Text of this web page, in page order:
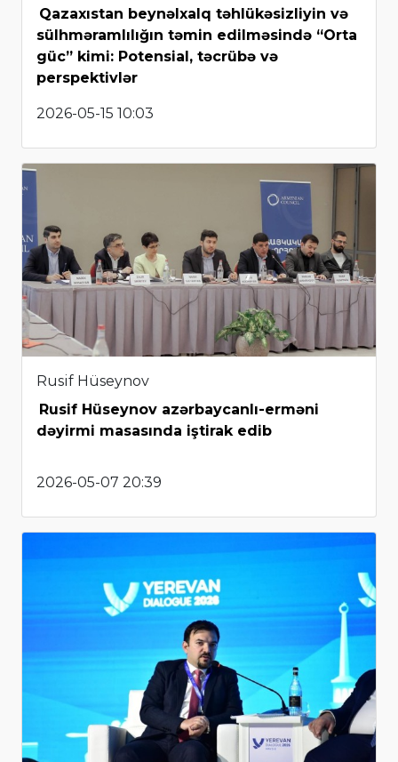
Qazaxıstan beynəlxalq təhlükəsizliyin və
sülhməramlılığın təmin edilməsində “Orta
güc” kimi: Potensial, təcrübə və
perspektivlər
2026-05-15 10:03
Rusif Hüseynov
Rusif Hüseynov azərbaycanlı-erməni
dəyirmi masasında iştirak edib
2026-05-07 20:39